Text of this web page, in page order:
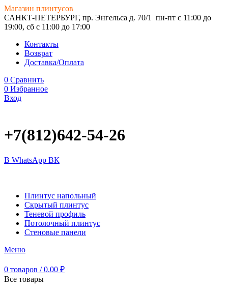
Магазин плинтусов
САНКТ-ПЕТЕРБУРГ, пр. Энгельса д. 70/1
пн-пт с 11:00 до
19:00, сб с 11:00 до 17:00
Контакты
Возврат
Доставка/Оплата
0 Сравнить
0 Избранное
Вход
+7(812)642-54-26
В WhatsApp ВК
Плинтус напольный
Скрытый плинтус
Теневой профиль
Потолочный плинтус
Стеновые панели
Меню
0 товаров / 0.00 ₽
Все товары